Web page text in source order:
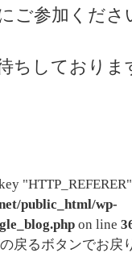
ご参加くださ
ちしておりま
public_html/wp-
on line
戻るボタンでお戻